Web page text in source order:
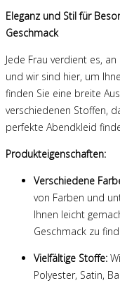
Eleganz und Stil für
Geschmack
Jede Frau verdient es,
und wir sind hier, um
finden Sie eine breite
verschiedenen Stoffen,
perfekte Abendkleid
Produkteigenschaften:
Verschiedene
von Farben und
Ihnen leicht
Geschmack zu
Vielfältige Stoffe:
Polyester, Satin,